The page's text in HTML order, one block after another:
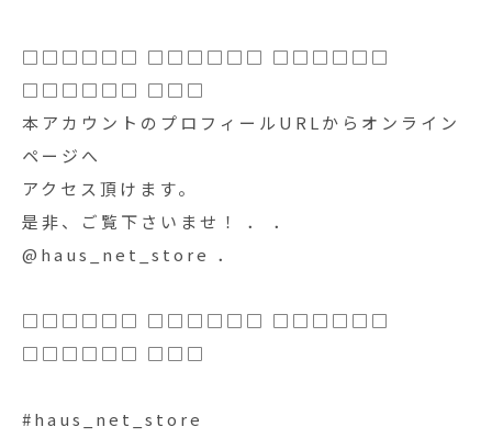
□□□□□□ □□□□□□ □□□□□□
□□□□□□ □□□
本アカウントのプロフィールURLからオンライン
ページへ
アクセス頂けます。
是非、ご覧下さいませ！ ． ．
@haus_net_store ．
□□□□□□ □□□□□□ □□□□□□
□□□□□□ □□□
#haus_net_store